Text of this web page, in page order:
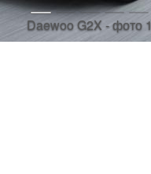
Daewoo G2X - фото